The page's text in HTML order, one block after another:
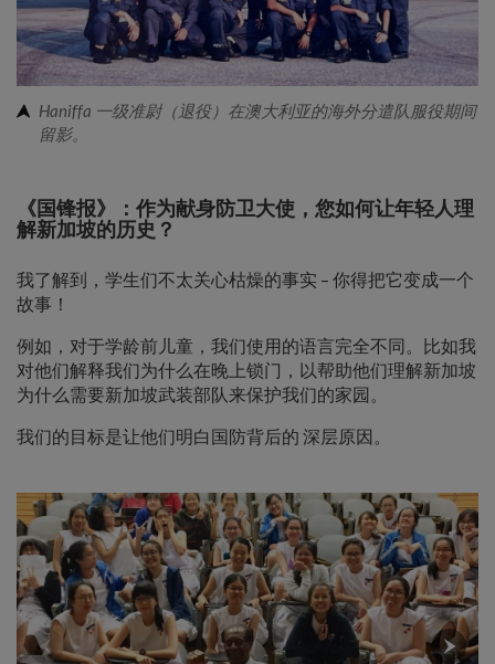
Haniffa 一级准尉（退役）在澳大利亚的海外分遣队服役期间
留影。
《国锋报》：作为献身防卫大使，您如何让年轻人理
解新加坡的历史？
我了解到，学生们不太关心枯燥的事实 – 你得把它变成一个
故事！
例如，对于学龄前儿童，我们使用的语言完全不同。比如我
对他们解释我们为什么在晚上锁门，以帮助他们理解新加坡
为什么需要新加坡武装部队来保护我们的家园。
我们的目标是让他们明白国防背后的 深层原因。